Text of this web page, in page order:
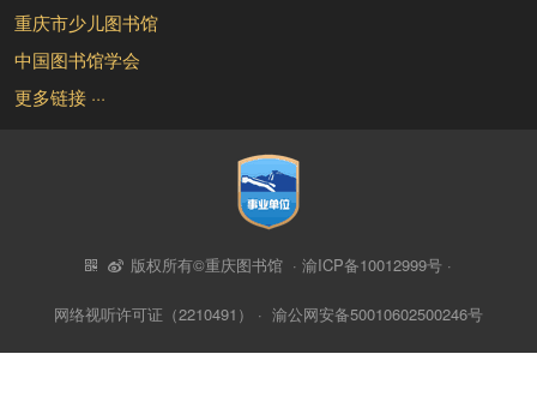
重庆市少儿图书馆
中国图书馆学会
更多链接 ···
版权所有©重庆图书馆 · 渝ICP备10012999号·
网络视听许可证（2210491） · 渝公网安备50010602500246号